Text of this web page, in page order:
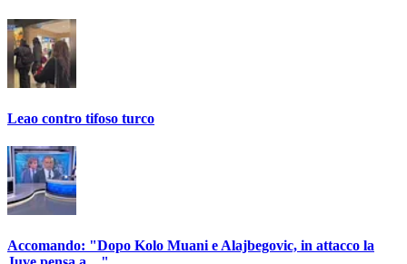
Leao contro tifoso turco
Accomando: "Dopo Kolo Muani e Alajbegovic, in attacco la